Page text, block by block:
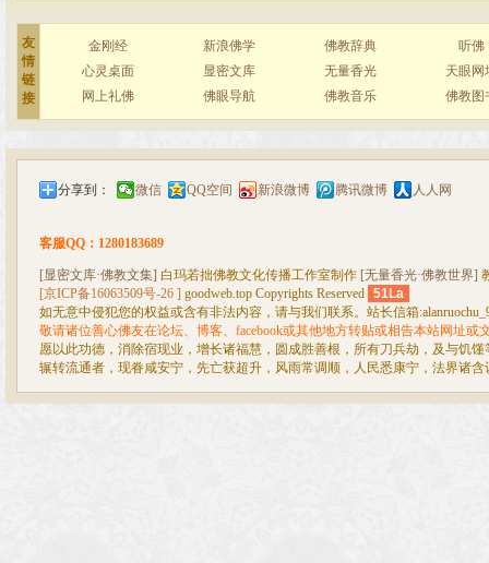
友
情
链
接
金刚经 新浪佛学 佛教辞典
听佛
心灵桌面
显密文库 无量香光
天眼网
网上礼佛
佛眼导航 佛教音乐 佛教图
分享到： 微信 QQ空间 新浪微博 腾讯微博 人人网
客服QQ：1280183689
[显密文库·佛教文集] 白玛若拙佛教文化传播工作室制作 [无量香光·佛教世界]
[京ICP备16063509号-26 ] goodweb.top Copyrights Reserved 51La
如无意中侵犯您的权益或含有非法内容，请与我们联系。站长信箱
敬请诸位善心佛友在论坛、博客、facebook或其他地方转贴或相告本站网址或
愿以此功德，消除宿现业，增长诸福慧，圆成胜善根，所有刀兵劫，及与饥
辗转流通者，现眷咸安宁，先亡获超升，风雨常调顺，人民悉康宁，法界诸含